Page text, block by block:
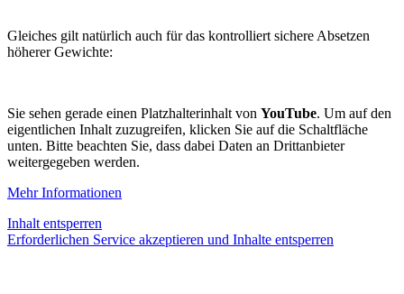
Gleiches gilt natürlich auch für das kontrolliert sichere Absetzen
höherer Gewichte:
Sie sehen gerade einen Platzhalterinhalt von YouTube. Um auf den
eigentlichen Inhalt zuzugreifen, klicken Sie auf die Schaltfläche
unten. Bitte beachten Sie, dass dabei Daten an Drittanbieter
weitergegeben werden.
Mehr Informationen
Inhalt entsperren
Erforderlichen Service akzeptieren und Inhalte entsperren